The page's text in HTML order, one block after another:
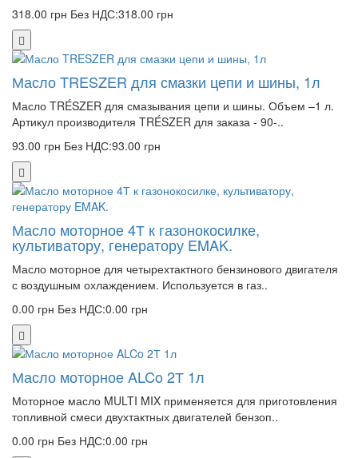
318.00 грн Без НДС:318.00 грн
Масло TRESZER для смазки цепи и шины, 1л
Масло TRÉSZER для смазывания цепи и шины. Объем –1 л.
Артикул производителя TRÉSZER для заказа - 90-..
93.00 грн Без НДС:93.00 грн
Масло моторное 4Т к газонокосилке,
культиватору, генератору EMAK.
Масло моторное для четырехтактного бензинового двигателя
с воздушным охлаждением. Используется в газ..
0.00 грн Без НДС:0.00 грн
Масло моторное ALCo 2Т 1л
Моторное масло MULTI MIX применяется для приготовления
топливной смеси двухтактных двигателей бензоп..
0.00 грн Без НДС:0.00 грн